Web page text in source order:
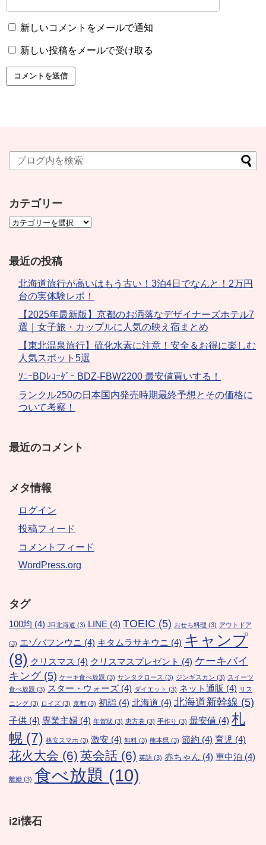
新しいコメントをメールで通知
新しい投稿をメールで受け取る
カテゴリー
最近の投稿
北海道旅行が高いはもう古い！3泊4日でなんと！2万円
台の実体験レポ！
【2025年最新版】京都のお洒落なデザイナーズホテル7
選｜女子旅・カップルに人気の映え宿まとめ
【東北温泉旅行】硫化水素に注意！安全＆お得に楽しむ
人気スポット5選
ｿﾆｰBDﾚｺｰﾀﾞｰ BDZ-FBW2200 最安値買いする！
ランクル250の日本国内発売時期最終予想とその価格に
ついて考察！
最近のコメント
メタ情報
ログイン
投稿フィード
コメントフィード
WordPress.org
タグ
100均 (4) JR北海道 (3) LINE (4) TOEIC (5) おせち料理 (3) アウトドア
(3) エゾバフンウニ (4) キタムラサキウニ (4) キャンプ
(8) クリスマス (4) クリスマスプレゼント (4) ケーキバイ
キング(5) ケーキ食べ放題 (3) サンタクロース (3) ジンギスカン (3) スイーツ
食べ放題 (3) スター・ウォーズ (4) ダイエット (3) ネット通販 (4) リス
ニング (3) ロイズ (3) 京都 (3) 初詣 (4) 北海道 (4) 北海道新幹線 (5)
子供 (4) 専業主婦 (4) 年賀状 (3) 恵方巻 (3) 手作り (3) 最安値 (4) 札
幌 (7) 格安スマホ (3) 激安 (4) 無料 (3) 熊本県 (3) 節約 (4) 育児 (4)
花火大会 (6) 英会話 (6) 英語 (3) 赤ちゃん (4) 車中泊 (4)
離婚 (3) 食べ放題 (10)
i2i懐石